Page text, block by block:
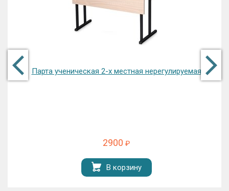
Парта ученическая 2-х местная нерегулируемая
2900 ₽
В корзину